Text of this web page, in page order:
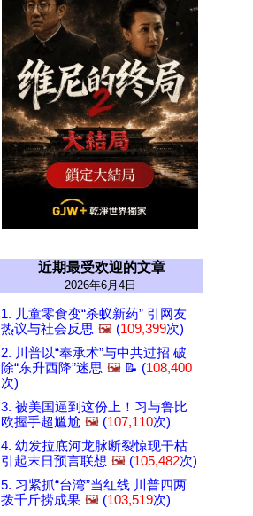
近期最受欢迎的文章
2026年6月4日
1. 儿童零食变“杀蚁新药” 引网友
热议与社会反思 🖼️ (109,399次)
2. 川普以“奉承术”与中共过招 破
除“东升西降”迷思 🖼️ 📝 (108,400
次)
3. 被美国逼到这份上！习与鲁比
欧握手超尴尬 🖼️ (107,110次)
4. 幼发拉底河龙脉断裂惊现干枯
引起末日预言联想 🖼️ (105,482次)
5. 习紧抓“台湾”当红线 川普四两
拨千斤捞成果 🖼️ (103,519次)